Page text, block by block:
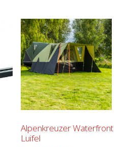
Alpenkreuzer Waterfront
Luifel